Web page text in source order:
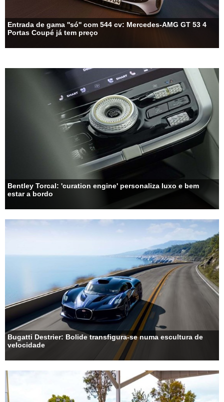
Entrada de gama ''só'' com 544 cv: Mercedes-AMG GT 53 4
Portas Coupé já tem preço
Bentley Torcal: 'curation engine' personaliza luxo e bem
estar a bordo
Bugatti Destrier: Bolide transfigura-se numa escultura de
velocidade